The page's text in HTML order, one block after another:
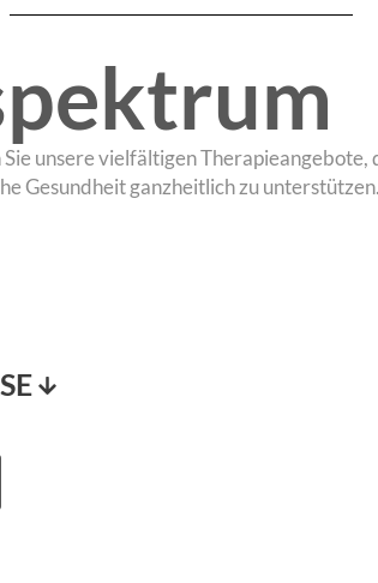
unsere vielfältigen Therapieangebote,
Gesundheit ganzheitlich zu unterstützen.